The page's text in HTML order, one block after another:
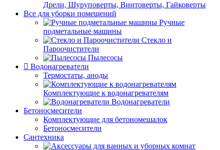
Дрели, Шуруповерты, Винтоверты, Гайковерты
Все для уборки помещений
Ручные
подметальные машины
Стекло и
Пароочистители
Пылесосы
Водонагреватели
Термостаты, аноды
Комплектующие к водонагревателям
Водонагреватели
Бетоносмесители
Комплектующие для бетономешалок
Бетоносмесители
Сантехника